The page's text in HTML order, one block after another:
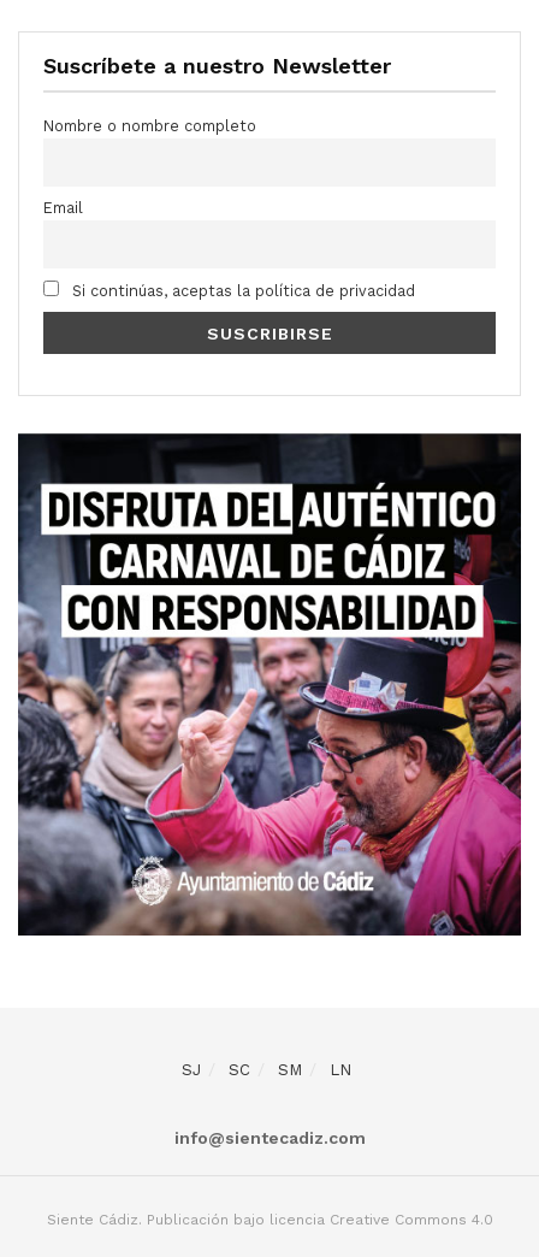
Suscríbete a nuestro Newsletter
Nombre o nombre completo
Email
Si continúas, aceptas la política de privacidad
SJ SC SM LN
info@sientecadiz.com
Siente Cádiz. Publicación bajo licencia Creative Commons 4.0